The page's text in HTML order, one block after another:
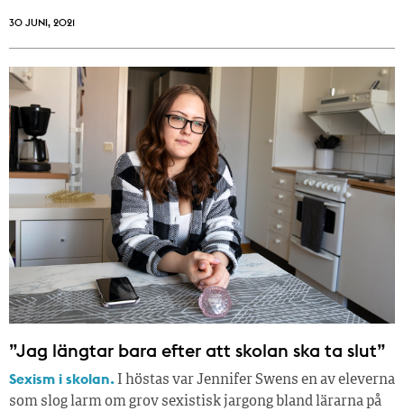
30 JUNI, 2021
”Jag längtar bara efter att skolan ska ta slut”
Sexism i skolan. I höstas var Jennifer Swens en av eleverna
som slog larm om grov sexistisk jargong bland lärarna på